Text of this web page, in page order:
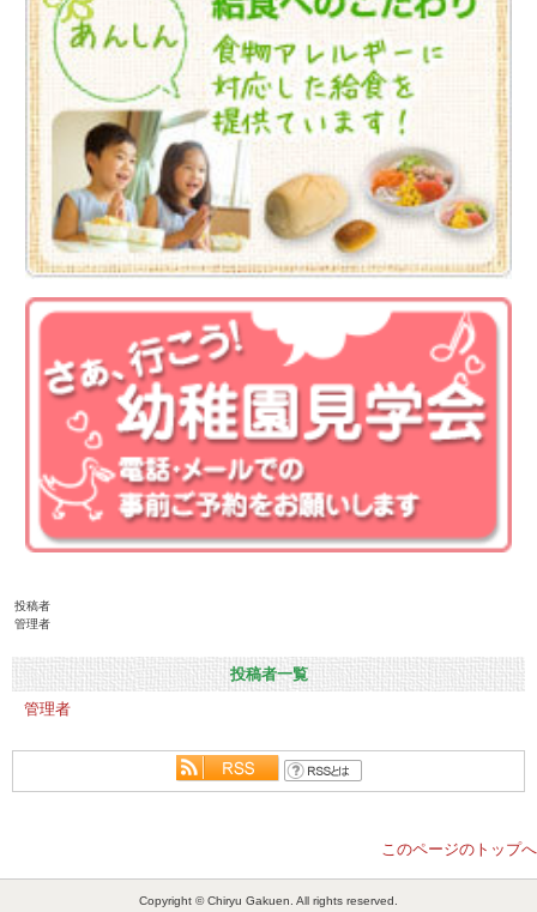
投稿者
管理者
投稿者一覧
管理者
このページのトップへ
Copyright © Chiryu Gakuen. All rights reserved.